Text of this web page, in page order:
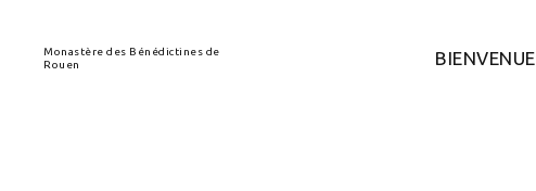
Monastère des Bénédictines de
Rouen
BIENVENUE